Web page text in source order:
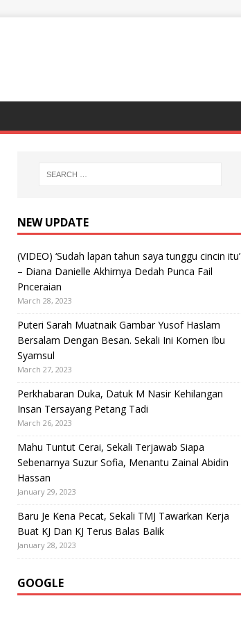
NEW UPDATE
(VIDEO) ‘Sudah lapan tahun saya tunggu cincin itu’
– Diana Danielle Akhirnya Dedah Punca Fail
Pnceraian
March 28, 2023
Puteri Sarah Muatnaik Gambar Yusof Haslam
Bersalam Dengan Besan. Sekali Ini Komen Ibu
Syamsul
March 27, 2023
Perkhabaran Duka, Datuk M Nasir Kehilangan
Insan Tersayang Petang Tadi
March 26, 2023
Mahu Tuntut Cerai, Sekali Terjawab Siapa
Sebenarnya Suzur Sofia, Menantu Zainal Abidin
Hassan
January 29, 2023
Baru Je Kena Pecat, Sekali TMJ Tawarkan Kerja
Buat KJ Dan KJ Terus Balas Balik
January 28, 2023
GOOGLE